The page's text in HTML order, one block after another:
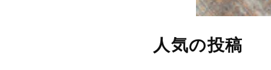
人気の投稿